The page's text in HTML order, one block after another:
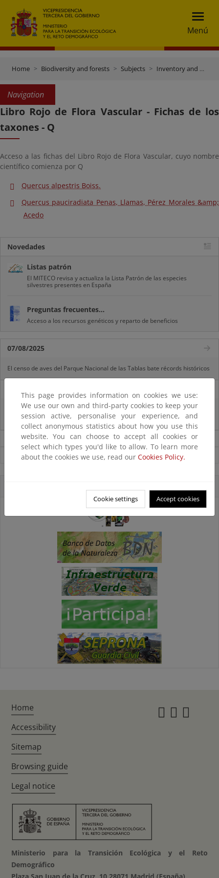
Menú
Home Biodiversity and forests Subjects Inventory and data gateway
Navigation
Libro Rojo de Flora Vascular - Fichas de los
taxones - Q
Acceso a las fichas del Libro Rojo de Flora Vascular, cuyo nombre
científico comienza por Q
Quercus alpestris Boiss.
Quercus pauciradiata Penas, Llamas, Pérez Morales &amp;
Acedo
Novedades
Listas patrón
El MITECO revisa y actualiza la Lista Patrón de las especies
silvestres presentes en España
Preguntas frecuentes...
Acceso a los recursos genéticos y reparto de beneficios
07/08/2025
El censo de aves del Parque Nacional de las Tablas bate récords históricos
La reunión ministerial de OSPAR refuerza la acción conjunta para proteger
el Atlántico Nordeste
Noticias sobre Biodiversidad
Ver todas las noticias
This page provides information on cookies we use:
We use our own and third-party cookies to keep your
session active, personalise your experience, and
collect anonymous statistics about how you use this
website. You can choose to accept all cookies or
select which types you'd like to allow. To learn more
about the cookies we use, read our Cookies Policy.
Cookie settings Accept cookies
Home
Accessibility
Sitemap
Browsing guide
Legal notice
Ministerio para la Transición Ecológica y el Reto
Demográfico